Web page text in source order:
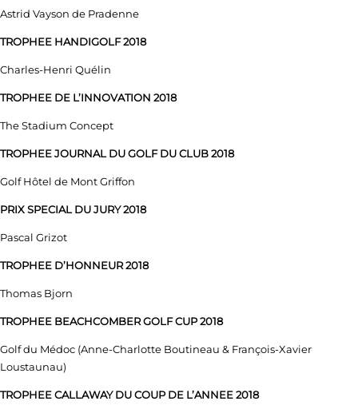
Astrid Vayson de Pradenne
TROPHEE HANDIGOLF 2018
Charles-Henri Quélin
TROPHEE DE L’INNOVATION 2018
The Stadium Concept
TROPHEE JOURNAL DU GOLF DU CLUB 2018
Golf Hôtel de Mont Griffon
PRIX SPECIAL DU JURY 2018
Pascal Grizot
TROPHEE D’HONNEUR 2018
Thomas Bjorn
TROPHEE BEACHCOMBER GOLF CUP 2018
Golf du Médoc (Anne-Charlotte Boutineau & François-Xavier
Loustaunau)
TROPHEE CALLAWAY DU COUP DE L’ANNEE 2018